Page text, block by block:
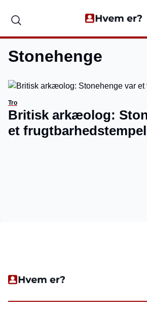
Stonehenge
Tro
Britisk arkæolog:
et frugtbarhedstempel